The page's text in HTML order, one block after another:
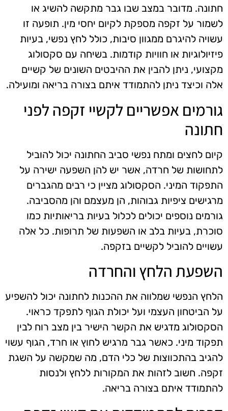
חתונה. מדובר במצב שבו גבר מתקשה להשיג או
לשמור על זקפה מספקת לקיום יחסי מין. תופעה זו
עשויה להיגרם ממגוון סיבות, כולל לחץ נפשי, בעיות
פיזיולוגיות או חוויות קודמות. בשיחה עם סקסולוג
מקצועי, ניתן להבין את ההיבטים השונים של קשיים
אלה וכיצד ניתן להתמודד איתם בצורה בריאה ומועילה.
גורמים אפשריים לקשיי זקפה לפני
חתונה
קיום לחצים ומתח נפשי סביב החתונה יכול להוביל
לתחושות של חרדה, אשר יש להן השפעה ישירה על
התפקוד המיני. הסקסולוג מציין כי רבים מהגברים
מרגישים ציפיות גבוהות, הן מעצמם והן מהסביבה.
גורמים נוספים יכולים לכלול בעיות בריאותיות כמו
סוכרת, בעיות בלב או השפעות של תרופות. כל אלה
עשויים להוביל לקשיים בזקפה.
השפעת הלחץ והחרדה
הלחץ הנפשי שמלווה את ההכנות לחתונה יכול להשפיע
על הביטחון העצמי ועל יכולת הגוף לתפקד כראוי.
הסקסולוג מדגיש את הקשר הישיר בין מצב רוח לבין
תפקוד מיני. כאשר גבר מרגיש לחוץ או חרד, הגוף עשוי
להגיב בהתכווצות של כלי הדם, מה שמקשה על השגת
זקפה. חשוב לזהות את המקורות ללחץ ולנסות
להתמודד איתם בצורה בריאה.